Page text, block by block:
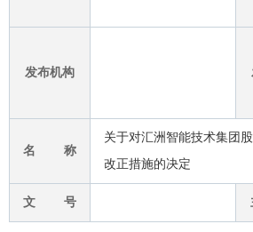
发布机构
名 称
关于对汇洲智能技术集团
改正措施的决定
文 号